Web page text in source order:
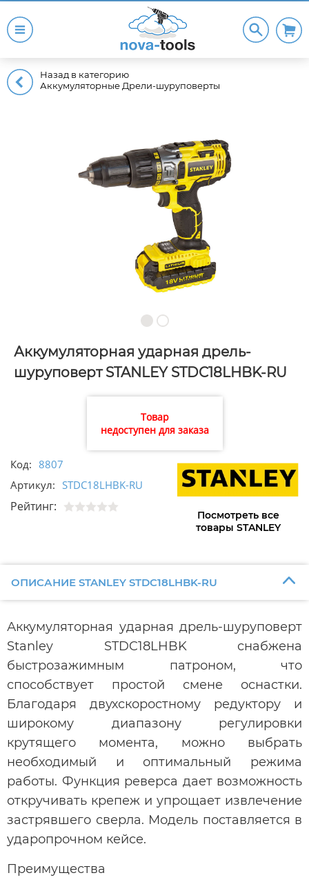
Назад в категорию
Аккумуляторные Дрели-шуруповерты
Аккумуляторная ударная дрель-
шуруповерт STANLEY STDC18LHBK-RU
Товар
недоступен для заказа
Код: 8807
Артикул: STDC18LHBK-RU
Рейтинг:
Посмотреть все
товары STANLEY
ОПИСАНИЕ STANLEY STDC18LHBK-RU
Аккумуляторная ударная дрель-шуруповерт
Stanley STDC18LHBK снабжена
быстрозажимным патроном, что
способствует простой смене оснастки.
Благодаря двухскоростному редуктору и
широкому диапазону регулировки
крутящего момента, можно выбрать
необходимый и оптимальный режима
работы. Функция реверса дает возможность
откручивать крепеж и упрощает извлечение
застрявшего сверла. Модель поставляется в
ударопрочном кейсе.
Преимущества